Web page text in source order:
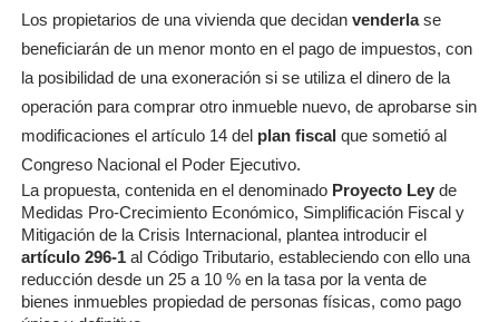
Los propietarios de una vivienda que decidan venderla se
beneficiarán de un menor monto en el pago de impuestos, con
la posibilidad de una exoneración si se utiliza el dinero de la
operación para comprar otro inmueble nuevo, de aprobarse sin
modificaciones el artículo 14 del plan fiscal que sometió al
Congreso Nacional el Poder Ejecutivo.
La propuesta, contenida en el denominado Proyecto Leyde
Medidas Pro-Crecimiento Económico, Simplificación Fiscal y
Mitigación de la Crisis Internacional, plantea introducir el
artículo 296-1al Código Tributario, estableciendo con ello una
reducción desde un 25 a 10 % en la tasa por la venta de
bienes inmuebles propiedad de personas físicas, como pago